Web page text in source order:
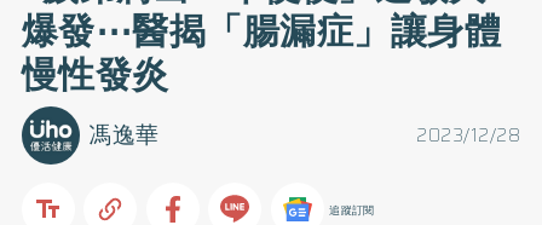
爆發⋯醫揭「腸漏症」讓身體
慢性發炎
2023/12/28
馮逸華
追蹤訂閱